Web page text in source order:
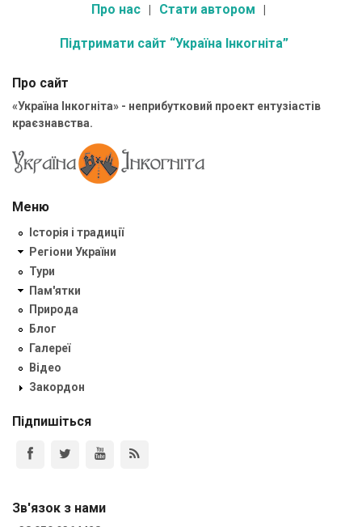
Про нас Стати автором
Підтримати сайт “Україна Інкогніта”
Про сайт
«Україна Інкогніта» - неприбутковий проект ентузіастів
краєзнавства.
Меню
Історія і традиції
Регіони України
Тури
Пам'ятки
Природа
Блог
Галереї
Відео
Закордон
Підпишіться
Зв'язок з нами